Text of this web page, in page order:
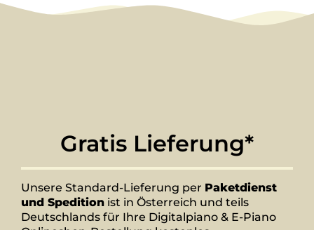
Gratis Lieferung*
Unsere Standard-Lieferung per Paketdienst
und Spedition ist in Österreich und teils
Deutschlands für Ihre Digitalpiano & E-Piano